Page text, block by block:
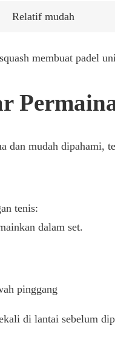
Relatif mudah
membuat padel
dan mudah dipahami,
tenis:
dalam set.
pinggang
di lantai sebelum